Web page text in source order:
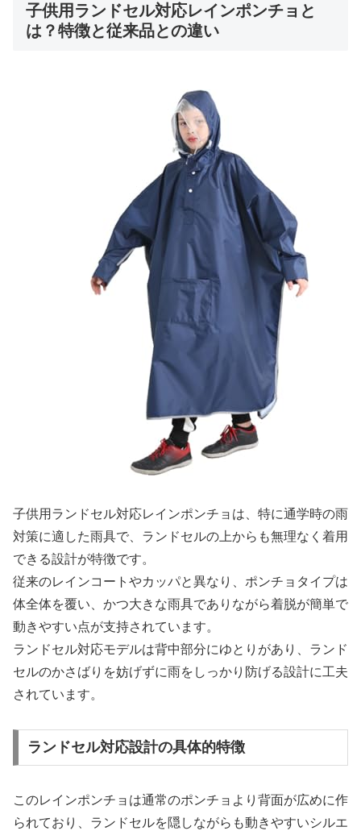
子供用ランドセル対応レインポンチョと
は？特徴と従来品との違い
子供用ランドセル対応レインポンチョは、特に通学時の雨
対策に適した雨具で、ランドセルの上からも無理なく着用
できる設計が特徴です。
従来のレインコートやカッパと異なり、ポンチョタイプは
体全体を覆い、かつ大きな雨具でありながら着脱が簡単で
動きやすい点が支持されています。
ランドセル対応モデルは背中部分にゆとりがあり、ランド
セルのかさばりを妨げずに雨をしっかり防げる設計に工夫
されています。
ランドセル対応設計の具体的特徴
このレインポンチョは通常のポンチョより背面が広めに作
られており、ランドセルを隠しながらも動きやすいシルエ